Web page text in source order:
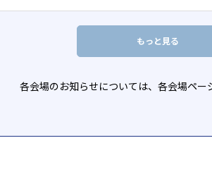
もっと見る
各会場のお知らせについては、各会場ペー